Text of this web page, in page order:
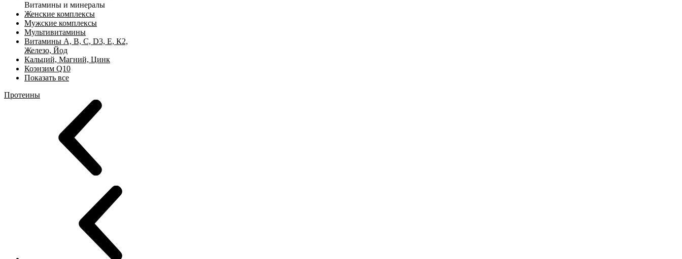
Витамины и минералы
Женские комплексы
Мужские комплексы
Мультивитамины
Витамины А, B, C, D3, Е, К2,
Железо, Йод
Кальций, Магний, Цинк
Коэнзим Q10
Показать все
Протеины